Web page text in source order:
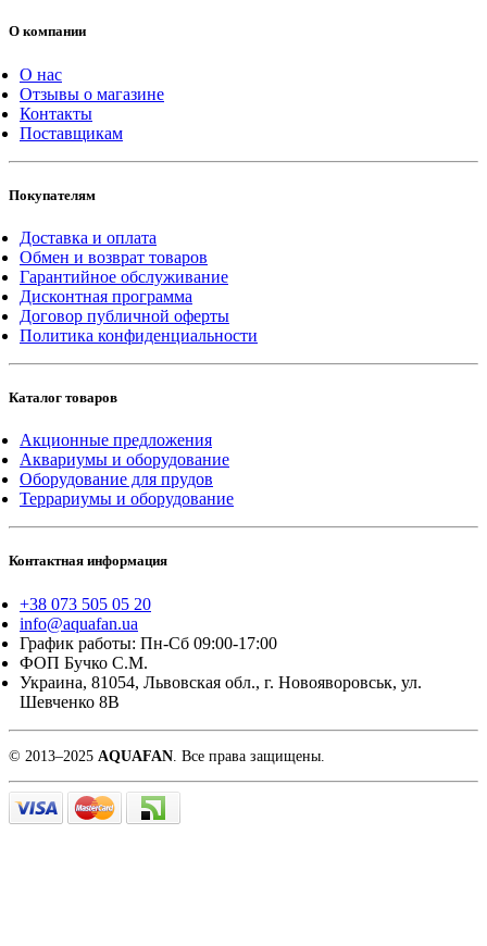
О компании
О нас
Отзывы о магазине
Контакты
Поставщикам
Покупателям
Доставка и оплата
Обмен и возврат товаров
Гарантийное обслуживание
Дисконтная программа
Договор публичной оферты
Политика конфиденциальности
Каталог товаров
Акционные предложения
Аквариумы и оборудование
Оборудование для прудов
Террариумы и оборудование
Контактная информация
+38 073 505 05 20
info@aquafan.ua
График работы: Пн-Сб 09:00-17:00
ФОП Бучко С.М.
Украина, 81054, Львовская обл., г. Новояворовськ, ул.
Шевченко 8В
© 2013–2025 AQUAFAN . Все права защищены.